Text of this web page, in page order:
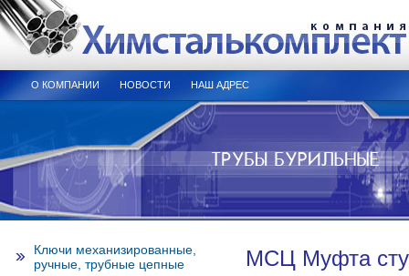
О КОМПАНИИ НОВОСТИ НАШ АДРЕС
Ключи механизированные,
ручные, трубные цепные
МСЦ Муфта